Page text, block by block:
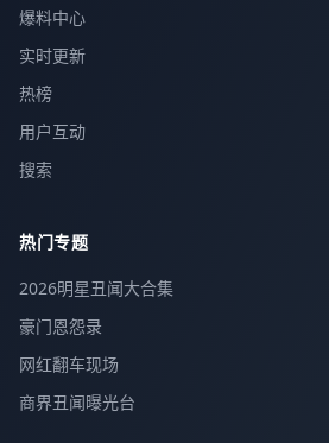
爆料中心
实时更新
热榜
用户互动
搜索
热门专题
2026明星丑闻大合集
豪门恩怨录
网红翻车现场
商界丑闻曝光台